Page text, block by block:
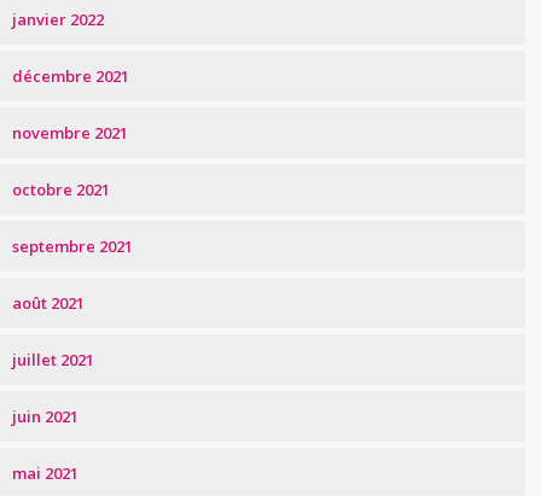
janvier 2022
décembre 2021
novembre 2021
octobre 2021
septembre 2021
août 2021
juillet 2021
juin 2021
mai 2021